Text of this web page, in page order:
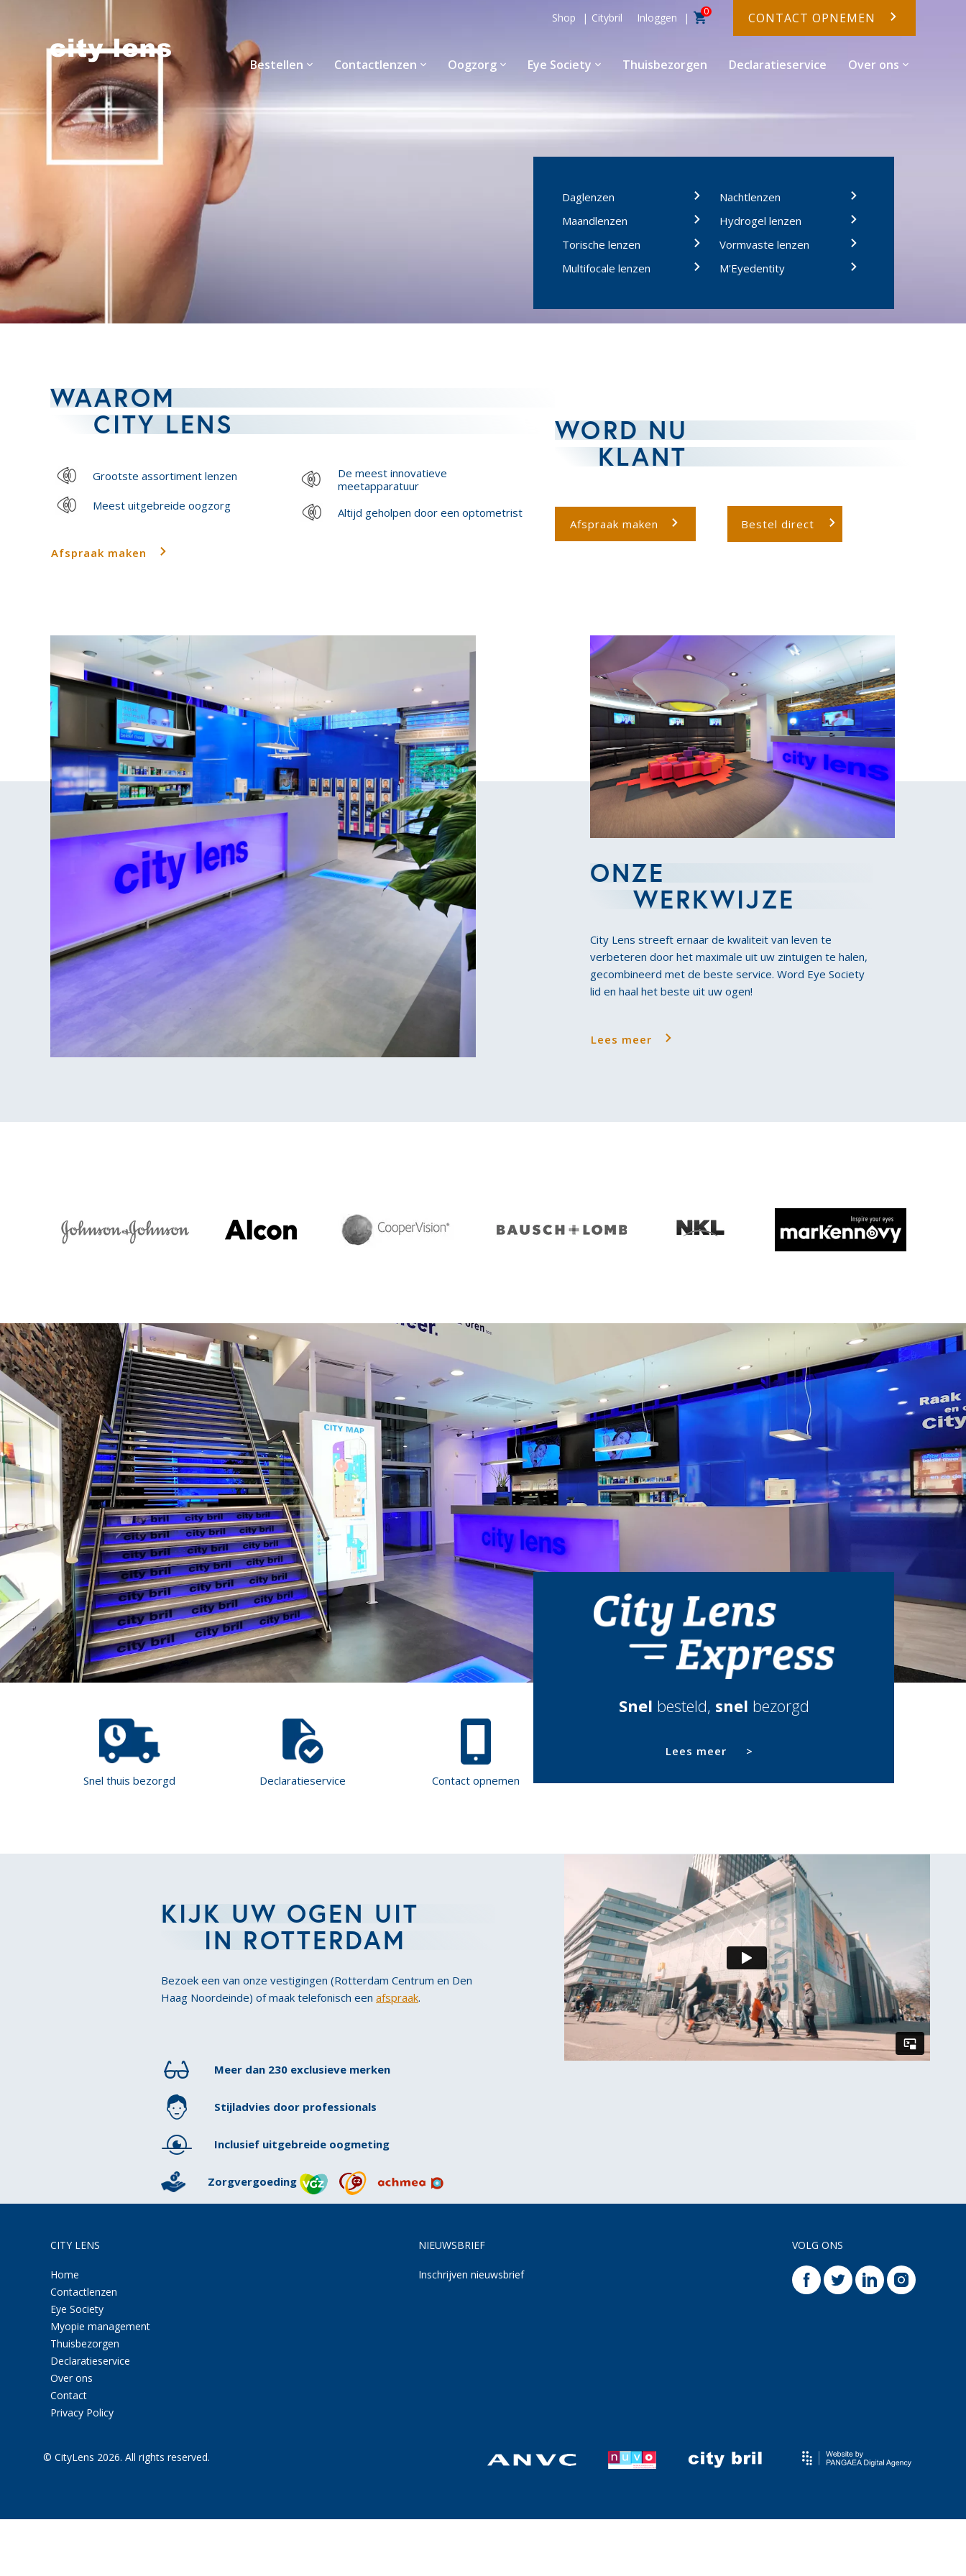
Bestellen Contactlenzen Oogzorg Eye Society Thuisbezorgen Declaratieservice Over ons
Shop Citybril Inloggen 0 CONTACT OPNEMEN
Daglenzen
Maandlenzen
Torische lenzen
Multifocale lenzen
Nachtlenzen
Hydrogel lenzen
Vormvaste lenzen
M'Eyedentity
WAAROM
CITY LENS
Grootste assortiment lenzen
Meest uitgebreide oogzorg
De meest innovatieve
meetapparatuur
Altijd geholpen door een optometrist
Afspraak maken
WORD NU
KLANT
Afspraak maken Bestel direct
ONZE
WERKWIJZE
City Lens streeft ernaar de kwaliteit van leven te
verbeteren door het maximale uit uw zintuigen te halen,
gecombineerd met de beste service. Word Eye Society
lid en haal het beste uit uw ogen!
Lees meer
Snel besteld, snel bezorgd
Lees meer
Snel thuis bezorgd Declaratieservice Contact opnemen
KIJK UW OGEN UIT
IN ROTTERDAM
Bezoek een van onze vestigingen (Rotterdam Centrum en Den
Haag Noordeinde) of maak telefonisch een afspraak.
Meer dan 230 exclusieve merken
Stijladvies door professionals
Inclusief uitgebreide oogmeting
Zorgvergoeding
CITY LENS
Home
Contactlenzen
Eye Society
Myopie management
Thuisbezorgen
Declaratieservice
Over ons
Contact
Privacy Policy
NIEUWSBRIEF
Inschrijven nieuwsbrief
VOLG ONS
© CityLens 2026. All rights reserved.